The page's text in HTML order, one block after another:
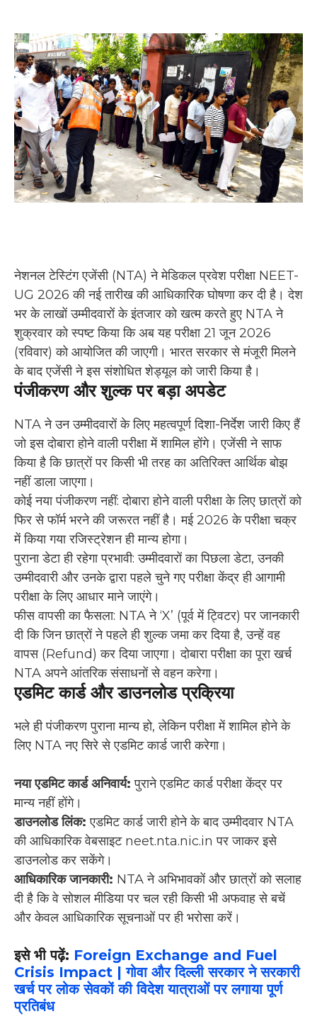
नेशनल टेस्टिंग एजेंसी (NTA) ने मेडिकल प्रवेश परीक्षा NEET-
UG 2026 की नई तारीख की आधिकारिक घोषणा कर दी है। देश
भर के लाखों उम्मीदवारों के इंतजार को खत्म करते हुए NTA ने
शुक्रवार को स्पष्ट किया कि अब यह परीक्षा 21 जून 2026
(रविवार) को आयोजित की जाएगी। भारत सरकार से मंजूरी मिलने
के बाद एजेंसी ने इस संशोधित शेड्यूल को जारी किया है।
पंजीकरण और शुल्क पर बड़ा अपडेट
NTA ने उन उम्मीदवारों के लिए महत्वपूर्ण दिशा-निर्देश जारी किए हैं
जो इस दोबारा होने वाली परीक्षा में शामिल होंगे। एजेंसी ने साफ
किया है कि छात्रों पर किसी भी तरह का अतिरिक्त आर्थिक बोझ
नहीं डाला जाएगा।
कोई नया पंजीकरण नहीं: दोबारा होने वाली परीक्षा के लिए छात्रों को
फिर से फॉर्म भरने की जरूरत नहीं है। मई 2026 के परीक्षा चक्र
में किया गया रजिस्ट्रेशन ही मान्य होगा।
पुराना डेटा ही रहेगा प्रभावी: उम्मीदवारों का पिछला डेटा, उनकी
उम्मीदवारी और उनके द्वारा पहले चुने गए परीक्षा केंद्र ही आगामी
परीक्षा के लिए आधार माने जाएंगे।
फीस वापसी का फैसला: NTA ने ‘X’ (पूर्व में ट्विटर) पर जानकारी
दी कि जिन छात्रों ने पहले ही शुल्क जमा कर दिया है, उन्हें वह
वापस (Refund) कर दिया जाएगा। दोबारा परीक्षा का पूरा खर्च
NTA अपने आंतरिक संसाधनों से वहन करेगा।
एडमिट कार्ड और डाउनलोड प्रक्रिया
भले ही पंजीकरण पुराना मान्य हो, लेकिन परीक्षा में शामिल होने के
लिए NTA नए सिरे से एडमिट कार्ड जारी करेगा।
नया एडमिट कार्ड अनिवार्य:पुराने एडमिट कार्ड परीक्षा केंद्र पर
मान्य नहीं होंगे।
डाउनलोड लिंक: एडमिट कार्ड जारी होने के बाद उम्मीदवार NTA
की आधिकारिक वेबसाइट neet.nta.nic.in पर जाकर इसे
डाउनलोड कर सकेंगे।
आधिकारिक जानकारी: NTA ने अभिभावकों और छात्रों को सलाह
दी है कि वे सोशल मीडिया पर चल रही किसी भी अफवाह से बचें
और केवल आधिकारिक सूचनाओं पर ही भरोसा करें।
इसे भी पढ़ें: Foreign Exchange and Fuel
Crisis Impact | गोवा और दिल्ली सरकार ने सरकारी
खर्च पर लोक सेवकों की विदेश यात्राओं पर लगाया पूर्ण
प्रतिबंध